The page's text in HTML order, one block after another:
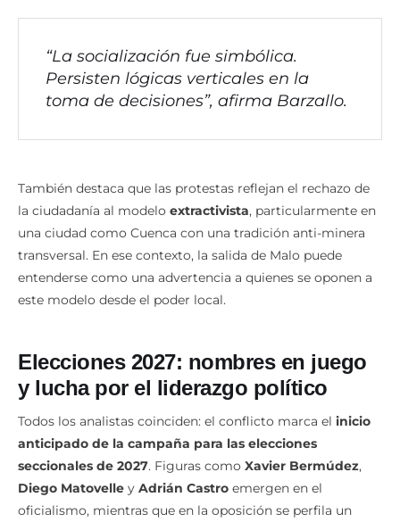
“La socialización fue simbólica.
Persisten lógicas verticales en la
También destaca que las protestas reflejan el rechazo de
la ciudadanía al modeloextractivista, particularmente en
una ciudad como Cuenca con una tradición anti-minera
transversal. En ese contexto, la salida de Malo puede
entenderse como una advertencia a quienes se oponen a
Elecciones 2027: nombres en juego
y lucha por el liderazgo político
Todos los analistas coinciden: el conflicto marca el
anticipado de la campaña para las elecciones
seccionales de 2027. Figuras comoXavier Bermúdez
Diego MatovelleyAdrián Castroemergen en el